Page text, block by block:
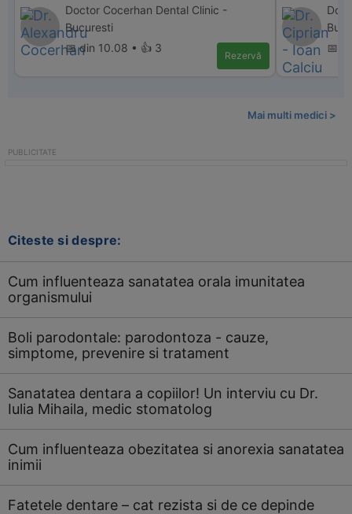
Doctor Cocerhan Dental Clinic -
Bucuresti
📅 din 10.08 • 👍 3
Rezervă
📅
Mai multi medici >
Citeste si despre:
Cum influenteaza sanatatea orala imunitatea
organismului
Boli parodontale: parodontoza - cauze,
simptome, prevenire si tratament
Sanatatea dentara a copiilor! Un interviu cu Dr.
Iulia Mihaila, medic stomatolog
Cum influenteaza obezitatea si anorexia sanatatea
inimii
Fatetele dentare – cat rezista si de ce depinde